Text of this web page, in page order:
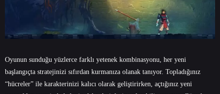
Oyunun sunduğu yüzlerce farklı yetenek kombinasyonu, her yeni
başlangıçta stratejinizi sıfırdan kurmanıza olanak tanıyor. Topladığınız
“hücreler” ile karakterinizi kalıcı olarak geliştirirken, açtığınız yeni